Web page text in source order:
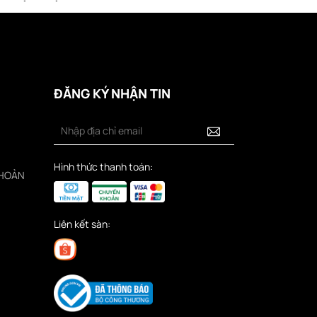
ĐĂNG KÝ NHẬN TIN
Hình thức thanh toán:
Liên kết sàn: